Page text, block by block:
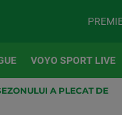
VOYO SPORT LIVE
A PLECAT DE